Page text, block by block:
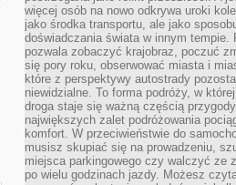
więcej osób na nowo odkrywa uroki
jako środka transportu, ale jako
doświadczania świata w innym tempie.
pozwala zobaczyć krajobraz, poczuć
się pory roku, obserwować miasta i
które z perspektywy autostrady
niewidzialne. To forma podróży, w
droga staje się ważną częścią
największych zalet podróżowania
komfort. W przeciwieństwie do
musisz skupiać się na prowadzeniu,
miejsca parkingowego czy walczyć ze
po wielu godzinach jazdy. Możesz